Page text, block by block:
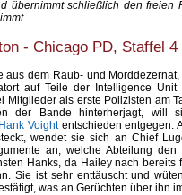
übernimmt schließlich den freien
- Chicago PD, Staffel 4
aus dem Raub- und
auf Teile der Intelligence
Mitglieder als erste Polizisten am
der Bande hinterherjagt, will
Hank Voightentschieden entgegen.
wendet sie sich an Chief
an, welche Abteilung
Hanks, da Hailey nach bereits
Sie ist sehr enttäuscht und
was an Gerüchten über ihn